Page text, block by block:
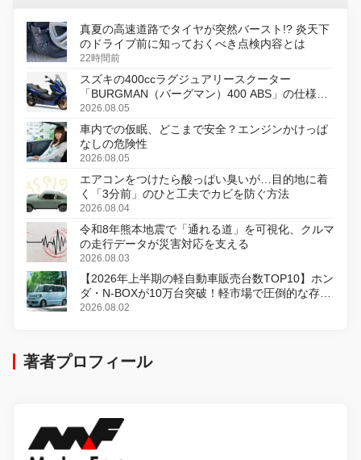
真夏の高速道路でタイヤが突然バースト!? 炎天下
のドライブ前に知っておくべき点検内容とは
22時間前
スズキの400ccラグジュアリースクーター
「BURGMAN（バーグマン）400 ABS」の仕様を
変更し、8月18日に発売
2026.08.05
車内での仮眠、どこまで安全？エンジンかけっぱ
なしの危険性
2026.08.05
エアコンをつけたら酸っぱい臭いが…目的地に着
く「3分前」のひと工夫でカビを防ぐ方法
2026.08.04
令和8年熊本地震で「通れる道」を可視化、クルマ
の走行データが災害対応を支える
2026.08.03
【2026年上半期の軽自動車販売台数TOP10】ホン
ダ・N-BOXが10万台突破！軽市場で圧倒的な存在
感
2026.08.02
著者プロフィール